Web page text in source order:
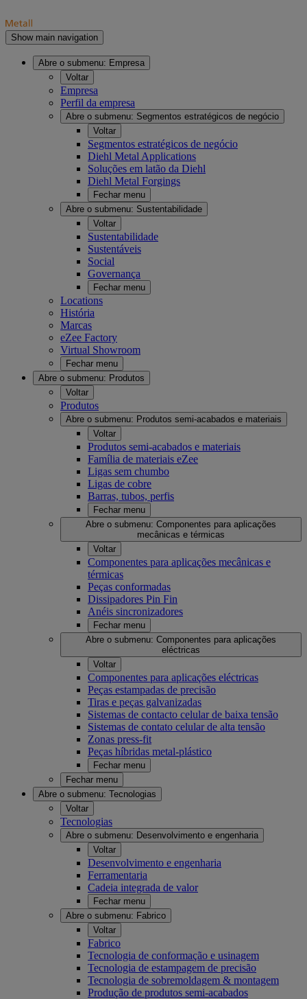
Show main navigation
Abre o submenu: Empresa
Voltar
Empresa
Perfil da empresa
Abre o submenu: Segmentos estratégicos de negócio
Voltar
Segmentos estratégicos de negócio
Diehl Metal Applications
Soluções em latão da Diehl
Diehl Metal Forgings
Fechar menu
Abre o submenu: Sustentabilidade
Voltar
Sustentabilidade
Sustentáveis
Social
Governança
Fechar menu
Locations
História
Marcas
eZee Factory
Virtual Showroom
Fechar menu
Abre o submenu: Produtos
Voltar
Produtos
Abre o submenu: Produtos semi-acabados e materiais
Voltar
Produtos semi-acabados e materiais
Família de materiais eZee
Ligas sem chumbo
Ligas de cobre
Barras, tubos, perfis
Fechar menu
Abre o submenu: Componentes para aplicações
mecânicas e térmicas
Voltar
Componentes para aplicações mecânicas e
térmicas
Peças conformadas
Dissipadores Pin Fin
Anéis sincronizadores
Fechar menu
Abre o submenu: Componentes para aplicações
eléctricas
Voltar
Componentes para aplicações eléctricas
Peças estampadas de precisão
Tiras e peças galvanizadas
Sistemas de contacto celular de baixa tensão
Sistemas de contato celular de alta tensão
Zonas press-fit
Peças híbridas metal-plástico
Fechar menu
Fechar menu
Abre o submenu: Tecnologias
Voltar
Tecnologias
Abre o submenu: Desenvolvimento e engenharia
Voltar
Desenvolvimento e engenharia
Ferramentaria
Cadeia integrada de valor
Fechar menu
Abre o submenu: Fabrico
Voltar
Fabrico
Tecnologia de conformação e usinagem
Tecnologia de estampagem de precisão
Tecnologia de sobremoldagem & montagem
Produção de produtos semi-acabados